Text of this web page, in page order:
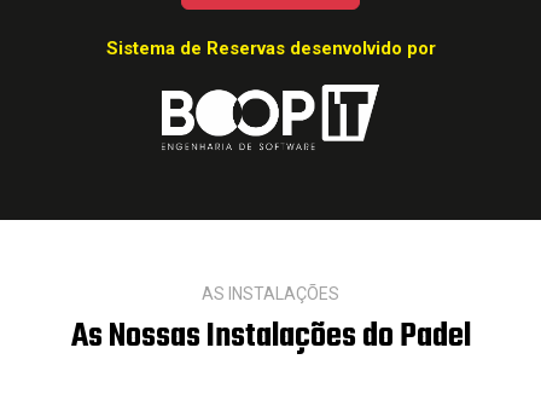
Sistema de Reservas desenvolvido por
AS INSTALAÇÕES
As Nossas Instalações do Padel